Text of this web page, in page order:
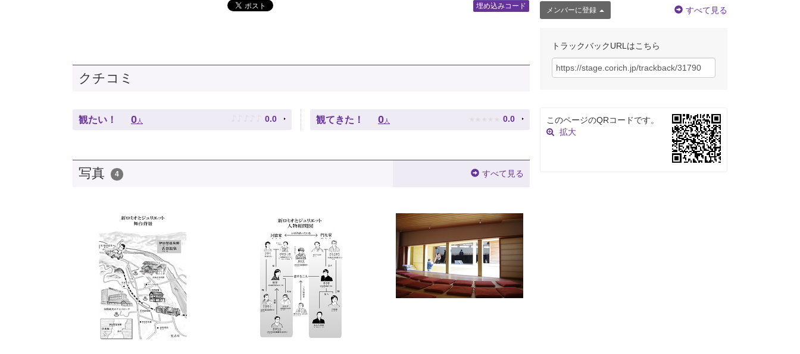
埋め込みコード
クチコミ
観たい！ 0 人 ♪ ♪ ♪ ♪ ♪ 0.0 観てきた！ 0 人 ★ ★ ★ ★ ★ 0.0
写真 4 すべて見る
メンバーに登録 すべて見る
トラックバックURLはこちら
このページのQRコードです。
拡大